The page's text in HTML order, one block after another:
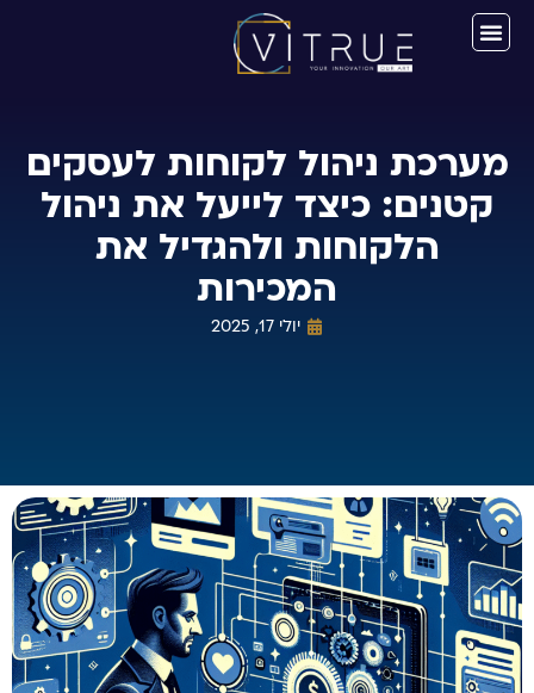
מערכת ניהול לקוחות לעסקים
קטנים: כיצד לייעל את ניהול
הלקוחות ולהגדיל את
המכירות
יולי 17, 2025